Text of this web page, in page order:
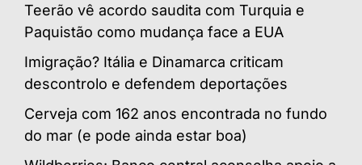
Teerão vê acordo saudita com Turquia e
Paquistão como mudança face a EUA
Imigração? Itália e Dinamarca criticam
descontrolo e defendem deportações
Cerveja com 162 anos encontrada no fundo
do mar (e pode ainda estar boa)